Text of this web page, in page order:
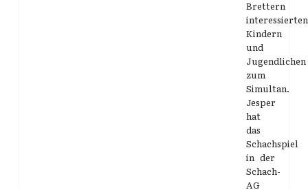
Brettern
interessierten
Kindern
und
Jugendlichen
zum
Simultan.
Jesper
hat
das
Schachspiel
in der
Schach-
AG